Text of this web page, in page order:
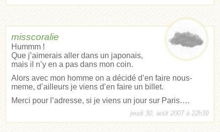
misscoralie
Hummm !
Que j’aimerais aller dans un japonais,
mais il n’y en a pas dans mon coin.
Alors avec mon homme on a décidé d’en faire nous-
meme, d’ailleurs je viens d’en faire un billet.
Merci pour l’adresse, si je viens un jour sur Paris….
jeudi 30, août 2007 à 22h39